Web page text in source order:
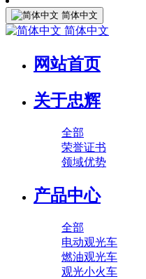
简体中文
简体中文
网站首页
关于忠辉
全部
荣誉证书
领域优势
产品中心
全部
电动观光车
燃油观光车
观光小火车